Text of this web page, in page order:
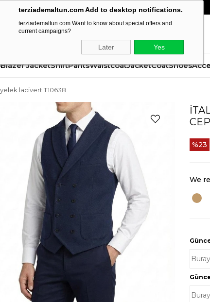
terziademaltun.com Add to desktop notifications.
terziademaltun.com Want to know about special offers and
current campaigns?
Later Yes
Blazer JacketShirtPantsWaistcoatJacketCoatShoes
lacivert T10638
23
We